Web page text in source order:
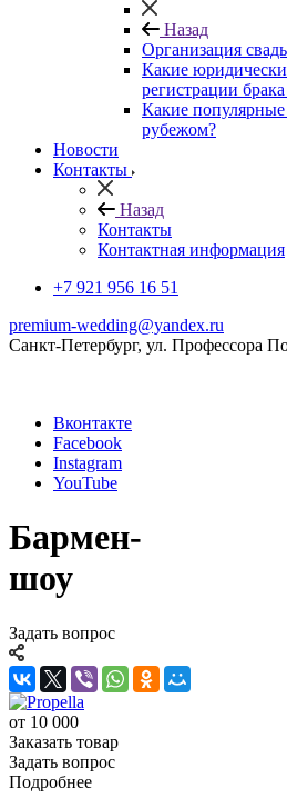
Назад
Организация
Какие
регистрации
Какие популярные
рубежом?
Новости
Контакты
Назад
Контакты
Контактная информация
+7 921 956 16 51
premium-wedding@yandex.ru
Санкт-Петербург, ул. Профессора
Вконтакте
Facebook
Instagram
YouTube
Бармен-
шоу
Задать вопрос
от 10 000
Заказать товар
Задать вопрос
Подробнее